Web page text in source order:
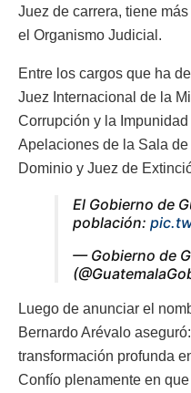
Juez de carrera, tiene
el Organismo Judicial.
Entre los cargos que ha
Juez Internacional de la
Corrupción y la
Apelaciones de la Sala
Dominio y Juez de
El Gobierno de
población:
— Gobierno de
Luego de anunciar el
Bernardo Arévalo
transformación profunda
Confío plenamente en